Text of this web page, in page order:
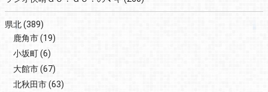
県北(389)
鹿角市(19)
小坂町(6)
大館市(67)
北秋田市(63)